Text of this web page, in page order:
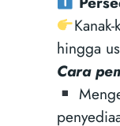
hingga
Cara